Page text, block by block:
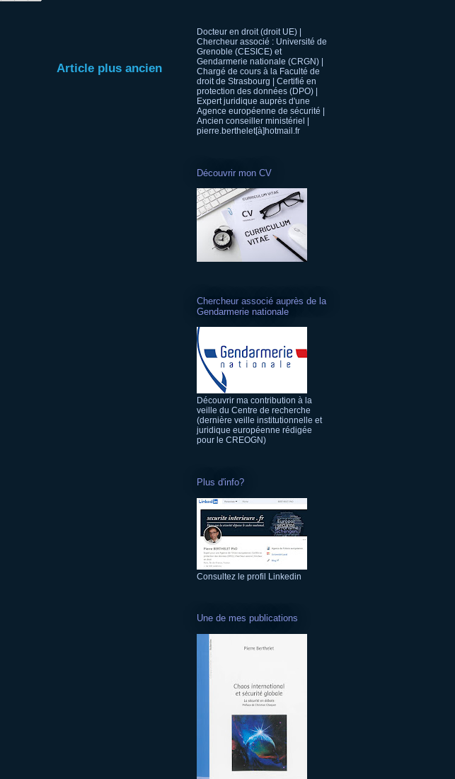
Article plus ancien
Docteur en droit (droit UE) |
Chercheur associé : Université de
Grenoble (CESICE) et
Gendarmerie nationale (CRGN) |
Chargé de cours à la Faculté de
droit de Strasbourg | Certifié en
protection des données (DPO) |
Expert juridique auprès d'une
Agence européenne de sécurité |
Ancien conseiller ministériel |
pierre.berthelet[à]hotmail.fr
Découvrir mon CV
Chercheur associé auprès de la
Gendarmerie nationale
Découvrir ma contribution à la
veille du Centre de recherche
(dernière veille institutionnelle et
juridique européenne rédigée
pour le CREOGN)
Plus d'info?
Consultez le profil Linkedin
Une de mes publications